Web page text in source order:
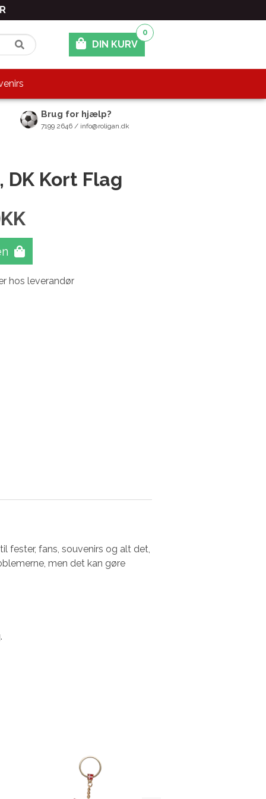
DIN KURV
0
Brug for hjælp?
7199 2646 / info@roligan.dk
Kort Flag
hos leverandør
fans, souvenirs og alt det,
men det kan gøre